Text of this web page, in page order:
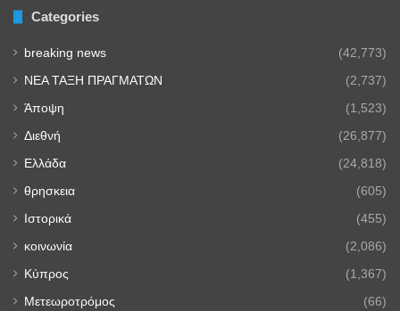
Categories
breaking news (42,773)
NEA TAΞΗ ΠΡΑΓΜΑΤΩΝ (2,737)
Άποψη (1,523)
Διεθνή (26,877)
Ελλάδα (24,818)
θρησκεια (605)
Ιστορικά (455)
κοινωνία (2,086)
Κύπρος (1,367)
Μετεωροτρόμος (66)